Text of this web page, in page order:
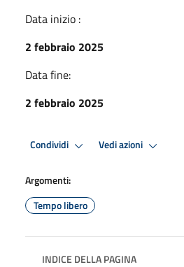
Data inizio :
2 febbraio 2025
Data fine:
2 febbraio 2025
Condividi Vedi azioni
Argomenti:
Tempo libero
INDICE DELLA PAGINA